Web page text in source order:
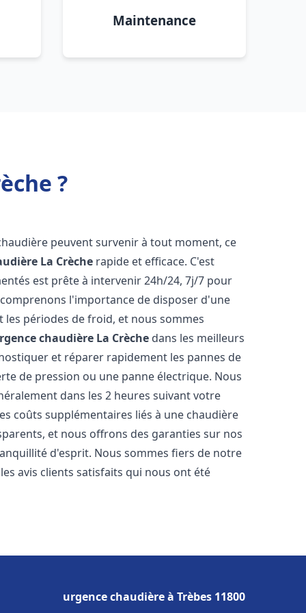
Maintenance
?
peuvent survenir à tout moment, ce
La Crèche rapide et efficace. C'est
est prête à intervenir 24h/24, 7j/7 pour
l'importance de disposer d'une
périodes de froid, et nous sommes
chaudière La Crèche dans les meilleurs
et réparer rapidement les pannes de
de pression ou une panne électrique. Nous
dans les 2 heures suivant votre
coûts supplémentaires liés à une chaudière
et nous offrons des garanties sur nos
d'esprit. Nous sommes fiers de notre
avis clients satisfaits qui nous ont été
urgence chaudière à Trèbes 11800